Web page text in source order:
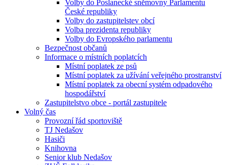
Volby do Poslanecké sněmovny Parlamentu
České republiky
Volby do zastupitelstev obcí
Volba prezidenta republiky
Volby do Evropského parlamentu
Bezpečnost občanů
Informace o místních poplatcích
Místní poplatek ze psů
Místní poplatek za užívání veřejného prostranství
Místní poplatek za obecní systém odpadového
hospodářství
Zastupitelstvo obce - portál zastupitele
Volný čas
Provozní řád sportoviště
TJ Nedašov
Hasiči
Knihovna
Senior klub Nedašov